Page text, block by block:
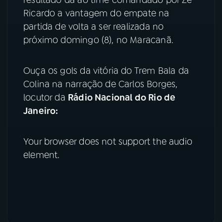
YouTube Facebook
Instagram X
TikTok
Ricardo a vantagem do empate na
partida de volta a ser realizada no
próximo domingo (8), no Maracanã.
Ouça os gols da vitória do Trem Bala da
Colina na narração de Carlos Borges,
locutor da Rádio Nacional do Rio de
Janeiro:
Your browser does not support the audio
element.